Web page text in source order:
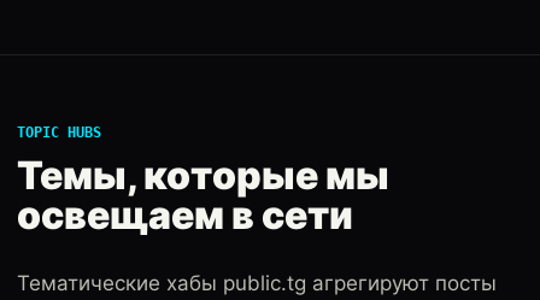
TOPIC HUBS
Темы, которые мы
освещаем в сети
Тематические хабы public.tg агрегируют посты